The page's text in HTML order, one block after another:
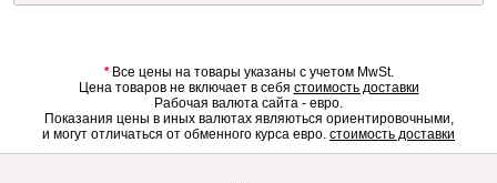
*Все цены на товары указаны с учетом MwSt.
Цена товаров не включает в себя стоимость доставки
Рабочая валюта сайта - евро.
Показания цены в иных валютах являються ориентировочными,
и могут отличаться от обменного курса евро. стоимость доставки